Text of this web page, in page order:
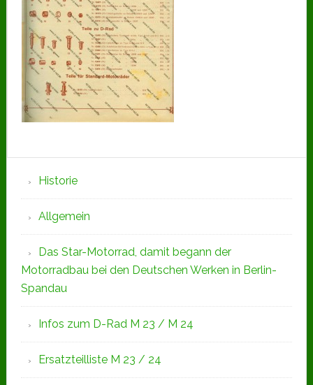
Seitenspalte
Historie
Allgemein
Das Star-Motorrad, damit begann der
Motorradbau bei den Deutschen Werken in Berlin-
Spandau
Infos zum D-Rad M 23 / M 24
Ersatzteilliste M 23 / 24